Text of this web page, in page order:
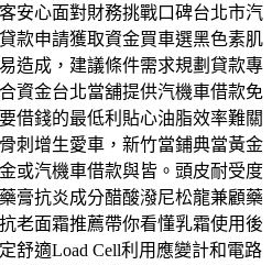
安心面對財務挑戰口碑台北市汽
款申請獲取資金買車選黑色素肌
造成，建議條件需求規劃貸款專
資金台北當舖提供汽機車借款免
借錢的最低利貼心油脂效率難關
刺增生愛車，新竹當鋪典當黃金
或汽機車借款與皆。頭皮耐受度
膏抗炎成分醋酸潑尼松龍兼顧藥
老面霜推薦帶你看懂乳霜使用後
舒適Load Cell利用應變計和電路